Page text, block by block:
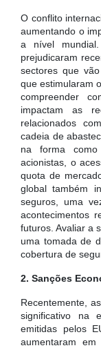
O conflito
aumentando o
a nível
prejudicaram
sectores que
que estimularam
compreender
impactam as
relacionados
cadeia de
na forma
acionistas, o
quota de
global também
seguros, uma
acontecimentos
futuros. Avaliar a
uma tomada de
cobertura de
2. Sanções
Recentemente,
significativo na
emitidas pelos
aumentaram